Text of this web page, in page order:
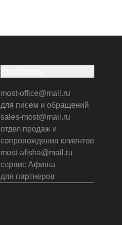
most-office@mail.ru
для писем и обращений
sales-most@mail.ru
отдел продаж и
сопровождения клиентов
most-afisha@mail.ru
сервис Афиша
для партнеров